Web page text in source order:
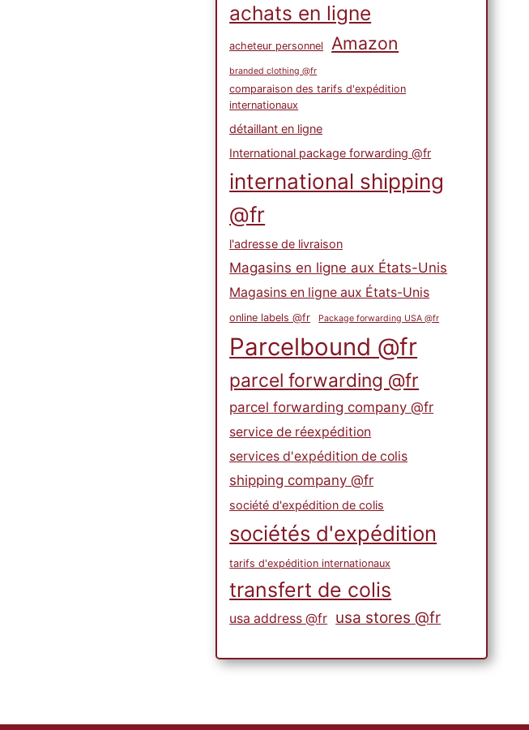
achats en ligne
acheteur personnel Amazon
branded clothing @fr
comparaison des tarifs d'expédition
internationaux
détaillant en ligne
International package forwarding @fr
international shipping
@fr
l'adresse de livraison
Magasins en ligne aux États-Unis
Magasins en ligne aux États-Unis
online labels @fr Package forwarding USA @fr
Parcelbound @fr
parcel forwarding @fr
parcel forwarding company @fr
service de réexpédition
services d'expédition de colis
shipping company @fr
société d'expédition de colis
sociétés d'expédition
tarifs d'expédition internationaux
transfert de colis
usa address @fr usa stores @fr